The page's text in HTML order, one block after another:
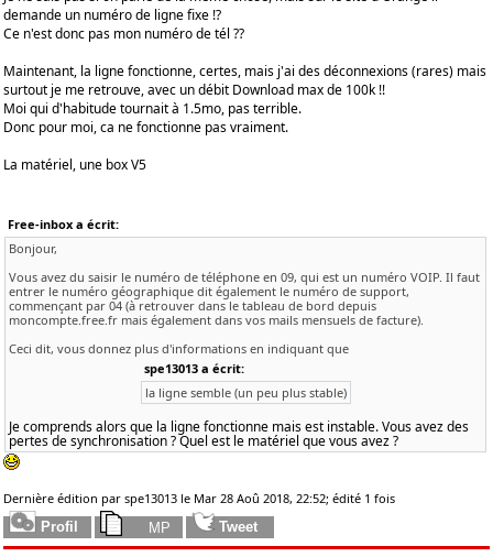
demande un numéro de ligne fixe !?
Ce n'est donc pas mon numéro de tél ??
Maintenant, la ligne fonctionne, certes, mais j'ai des déconnexions (rares) mais
surtout je me retrouve, avec un débit Download max de 100k !!
Moi qui d'habitude tournait à 1.5mo, pas terrible.
Donc pour moi, ca ne fonctionne pas vraiment.
La matériel, une box V5
Free-inbox a écrit:
Bonjour,
Vous avez du saisir le numéro de téléphone en 09, qui est un numéro VOIP. Il faut
entrer le numéro géographique dit également le numéro de support,
commençant par 04 (à retrouver dans le tableau de bord depuis
moncompte.free.fr mais également dans vos mails mensuels de facture).
Ceci dit, vous donnez plus d'informations en indiquant que
spe13013 a écrit:
la ligne semble (un peu plus stable)
Je comprends alors que la ligne fonctionne mais est instable. Vous avez des
pertes de synchronisation ? Quel est le matériel que vous avez ?
Dernière édition par spe13013 le Mar 28 Aoû 2018, 22:52; édité 1 fois